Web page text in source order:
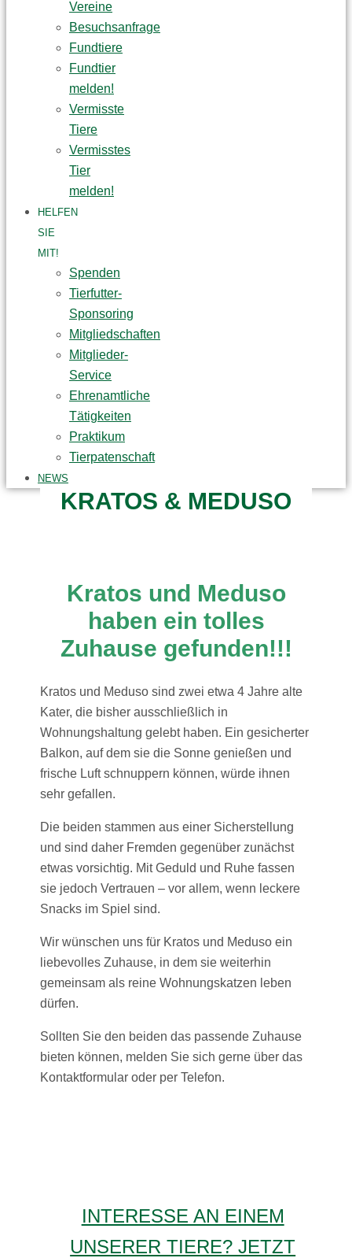
Vereine
Besuchsanfrage
Fundtiere
Fundtier
melden!
Vermisste
Tiere
Vermisstes
Tier
melden!
HELFEN
SIE
MIT!
Spenden
Tierfutter-
Sponsoring
Mitgliedschaften
Mitglieder-
Service
Ehrenamtliche
Tätigkeiten
Praktikum
Tierpatenschaft
NEWS
KRATOS & MEDUSO
Kratos und Meduso
haben ein tolles
Zuhause gefunden!!!
Kratos und Meduso sind zwei etwa 4 Jahre alte
Kater, die bisher ausschließlich in
Wohnungshaltung gelebt haben. Ein gesicherter
Balkon, auf dem sie die Sonne genießen und
frische Luft schnuppern können, würde ihnen
sehr gefallen.
Die beiden stammen aus einer Sicherstellung
und sind daher Fremden gegenüber zunächst
etwas vorsichtig. Mit Geduld und Ruhe fassen
sie jedoch Vertrauen – vor allem, wenn leckere
Snacks im Spiel sind.
Wir wünschen uns für Kratos und Meduso ein
liebevolles Zuhause, in dem sie weiterhin
gemeinsam als reine Wohnungskatzen leben
dürfen.
Sollten Sie den beiden das passende Zuhause
bieten können, melden Sie sich gerne über das
Kontaktformular oder per Telefon.
INTERESSE AN EINEM
UNSERER TIERE? JETZT